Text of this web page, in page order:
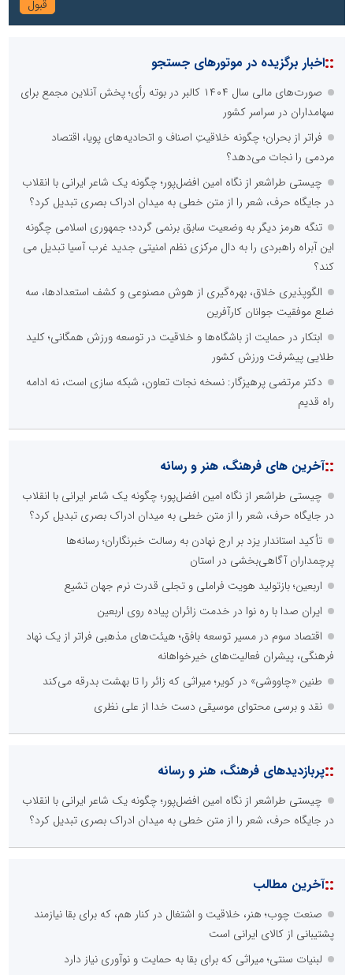
::اخبار برگزیده در موتورهای جستجو
صورت‌های مالی سال ۱۴۰۴ کالبر در بوته رأی؛ پخش آنلاین مجمع برای
سهامداران در سراسر کشور
فراتر از بحران؛ چگونه خلاقیتِ اصناف و اتحادیه‌های پویا، اقتصاد
مردمی را نجات می‌دهد؟
چیستی طراشعر از نگاه امین افضل‌پور؛ چگونه یک شاعر ایرانی با انقلاب
در جایگاه حرف، شعر را از متن خطی به میدان ادراک بصری تبدیل کرد؟
تنگه هرمز دیگر به وضعیت سابق برنمی گردد؛ جمهوری اسلامی چگونه
این آبراه راهبردی را به دال مرکزی نظم امنیتی جدید غرب آسیا تبدیل می
کند؟
الگوپذیری خلاق، بهره‌گیری از هوش مصنوعی و کشف استعدادها، سه
ضلع موفقیت جوانان کارآفرین
ابتکار در حمایت از باشگاه‌ها و خلاقیت در توسعه ورزش همگانی؛ کلید
طلایی پیشرفت ورزش کشور
دکتر مرتضی پرهیزگار: نسخه نجات تعاون، شبکه سازی است، نه ادامه
راه قدیم
::آخرین های فرهنگ، هنر و رسانه
چیستی طراشعر از نگاه امین افضل‌پور؛ چگونه یک شاعر ایرانی با انقلاب
در جایگاه حرف، شعر را از متن خطی به میدان ادراک بصری تبدیل کرد؟
تأکید استاندار یزد بر ارج نهادن به رسالت خبرنگاران؛ رسانه‌ها
پرچمداران آگاهی‌بخشی در استان
اربعین؛ بازتولید هویت فراملی و تجلی قدرت نرم جهان تشیع
ایران صدا با ره نوا در خدمت زائران پیاده روی اربعین
اقتصاد سوم در مسیر توسعه بافق؛ هیئت‌های مذهبی فراتر از یک نهاد
فرهنگی، پیشران فعالیت‌های خیرخواهانه
طنین «چاووشی» در کویر؛ میراثی که زائر را تا بهشت بدرقه می‌کند
نقد و برسی محتوای موسیقی دست خدا از علی نظری
::پربازدیدهای فرهنگ، هنر و رسانه
چیستی طراشعر از نگاه امین افضل‌پور؛ چگونه یک شاعر ایرانی با انقلاب
در جایگاه حرف، شعر را از متن خطی به میدان ادراک بصری تبدیل کرد؟
::آخرین مطالب
صنعت چوب؛ هنر، خلاقیت و اشتغال در کنار هم، که برای بقا نیازمند
پشتیبانی از کالای ایرانی است
لبنیات سنتی؛ میراثی که برای بقا به حمایت و نوآوری نیاز دارد